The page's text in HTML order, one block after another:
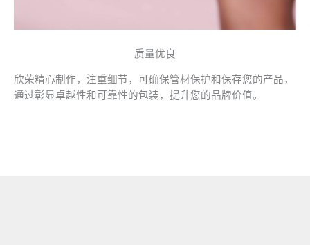
质量优良
欣荣精心制作，注重细节，可确保管材保护和保存您的产品，
通过彰显卓越性和可靠性的包装，提升您的品牌价值。